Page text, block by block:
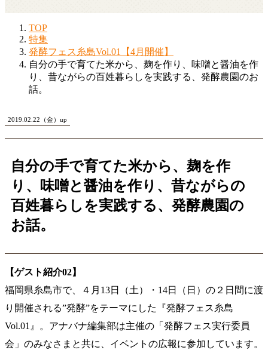
TOP
特集
発酵フェス糸島Vol.01【4月開催】
自分の手で育てた米から、麹を作り、味噌と醤油を作
り、昔ながらの百姓暮らしを実践する、発酵農園のお
話。
2019.02.22（金）up
自分の手で育てた米から、麹を作
り、味噌と醤油を作り、昔ながらの
百姓暮らしを実践する、発酵農園の
お話。
【ゲスト紹介02】
福岡県糸島市で、４月13日（土）・14日（日）の２日間に渡
り開催される”発酵”をテーマにした『発酵フェス糸島
Vol.01』。アナバナ編集部は主催の「発酵フェス実行委員
会」のみなさまと共に、イベントの広報に参加しています。